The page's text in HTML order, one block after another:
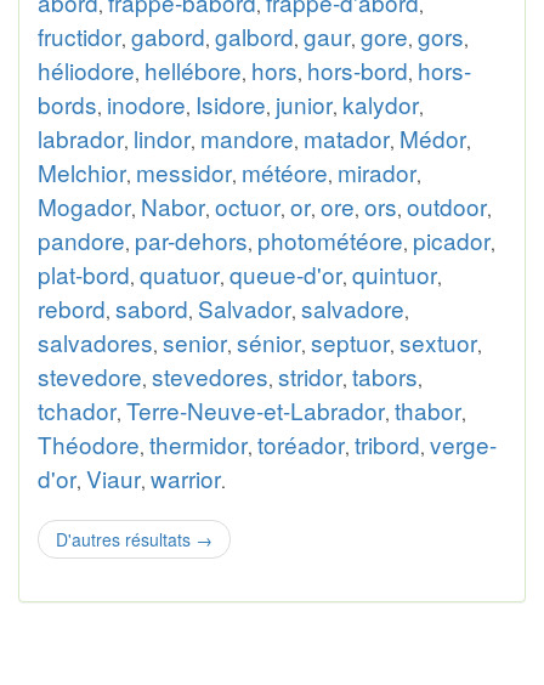
, , ,
fructidor, gabord, galbord, gaur, gore, gors,
héliodore, hellébore, hors, hors-bord, hors-
bords, inodore, Isidore, junior, kalydor,
labrador, lindor, mandore, matador, Médor,
Melchior, messidor, météore, mirador,
Mogador, Nabor, octuor, or, ore, ors, outdoor,
pandore, par-dehors, photométéore, picador,
plat-bord, quatuor, queue-d'or, quintuor,
rebord, sabord, Salvador, salvadore,
salvadores, senior, sénior, septuor, sextuor,
stevedore, stevedores, stridor, tabors,
tchador, Terre-Neuve-et-Labrador, thabor,
Théodore, thermidor, toréador, tribord, verge-
d'or, Viaur, warrior.
D'autres résultats →